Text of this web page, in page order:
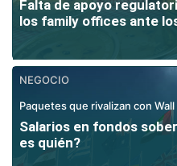
Falta de apoyo
los family offices ante
NEGOCIO
Paquetes que rivalizan con
Salarios en fondos
es quién?